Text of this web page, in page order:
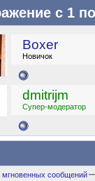
с 1
Boxer
Новичок
dmitrijm
Супер-модератор
сообщений